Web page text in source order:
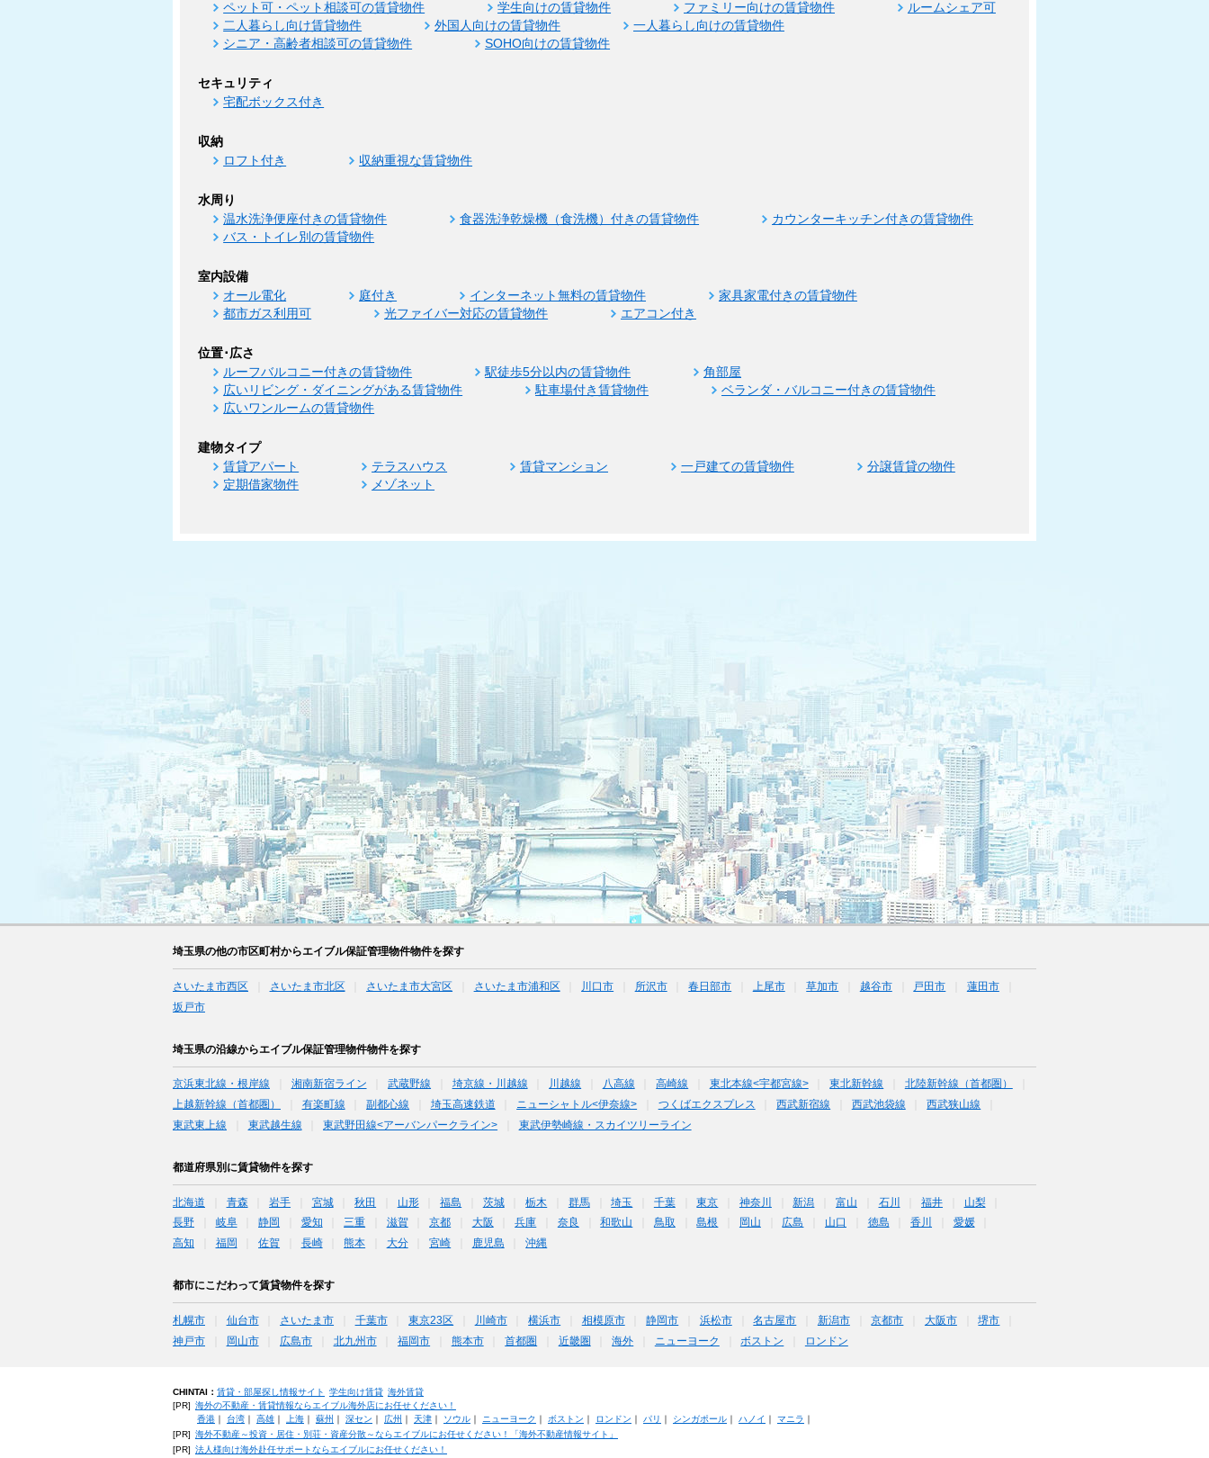
ペット可・ペット相談可の賃貸物件
学生向けの賃貸物件 ファミリー向けの賃貸物件
ルームシェア可
二人暮らし向け賃貸物件
外国人向けの賃貸物件
一人暮らし向けの賃貸物件
シニア・高齢者相談可の賃貸物件
SOHO向けの賃貸物件
セキュリティ
宅配ボックス付き
収納
ロフト付き 収納重視な賃貸物件
水周り
温水洗浄便座付きの賃貸物件 食器洗浄乾燥機（食洗機）付きの賃貸物件
カウンターキッチン付きの賃貸物件
バス・トイレ別の賃貸物件
室内設備
オール電化 庭付き インターネット無料の賃貸物件
家具家電付きの賃貸物件
都市ガス利用可
光ファイバー対応の賃貸物件 エアコン付き
位置･広さ
ルーフバルコニー付きの賃貸物件 駅徒歩5分以内の賃貸物件
角部屋
広いリビング・ダイニングがある賃貸物件
駐車場付き賃貸物件
ベランダ・バルコニー付きの賃貸物件
広いワンルームの賃貸物件
建物タイプ
賃貸アパート テラスハウス 賃貸マンション 一戸建ての賃貸物件
分譲賃貸の物件
定期借家物件
メゾネット
埼玉県の他の市区町村からエイブル保証管理物件物件を探す
さいたま市西区 さいたま市北区 さいたま市大宮区 さいたま市浦和区 川口市 所沢市 春日部市 上尾市 草加市 越谷市 戸田市
蓮田市
坂戸市
埼玉県の沿線からエイブル保証管理物件物件を探す
京浜東北線・根岸線 湘南新宿ライン 武蔵野線 埼京線・川越線 川越線 八高線 高崎線 東北本線<宇都宮線> 東北新幹線
北陸新幹線（首都圏）
上越新幹線（首都圏）
有楽町線 副都心線 埼玉高速鉄道 ニューシャトル<伊奈線> つくばエクスプレス 西武新宿線 西武池袋線
西武狭山線
東武東上線
東武越生線 東武野田線<アーバンパークライン> 東武伊勢崎線・スカイツリーライン
都道府県別に賃貸物件を探す
北海道 青森 岩手 宮城 秋田 山形 福島 茨城 栃木 群馬 埼玉 千葉 東京 神奈川 新潟 富山 石川 福井
山梨
長野
岐阜 静岡 愛知 三重 滋賀 京都 大阪 兵庫 奈良 和歌山 鳥取 島根 岡山 広島 山口 徳島 香川
愛媛
高知
福岡 佐賀 長崎 熊本 大分 宮崎 鹿児島 沖縄
都市にこだわって賃貸物件を探す
札幌市 仙台市 さいたま市 千葉市 東京23区 川崎市 横浜市 相模原市 静岡市 浜松市 名古屋市 新潟市 京都市 大阪市
堺市
神戸市
岡山市 広島市 北九州市 福岡市 熊本市 首都圏 近畿圏 海外 ニューヨーク ボストン ロンドン
CHINTAI： 賃貸・部屋探し情報サイト 学生向け賃貸 海外賃貸
[PR] 海外の不動産・賃貸情報ならエイブル海外店にお任せください！
香港｜ 台湾｜ 高雄｜ 上海｜ 蘇州 ｜ 深セン ｜ 広州 ｜ 天津｜ ソウル｜ ニューヨーク ｜ ボストン ｜ ロンドン ｜ パリ ｜ シンガポール｜ ハノイ ｜ マニラ ｜
[PR] 海外不動産～投資・居住・別荘・資産分散～ならエイブルにお任せください！「海外不動産情報サイト」
[PR] 法人様向け海外赴任サポートならエイブルにお任せください！